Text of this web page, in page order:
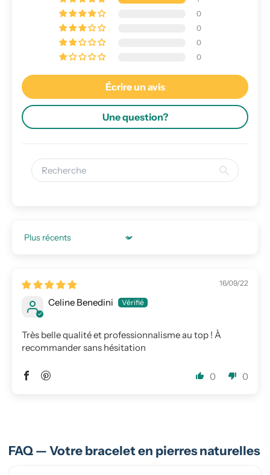
0
0
0
0
Écrire un avis
Une question?
Sort by
16/09/22
Celine Benedini
Très belle qualité et professionnalisme au top ! À
recommander sans hésitation
0 0
FAQ — Votre bracelet en pierres naturelles